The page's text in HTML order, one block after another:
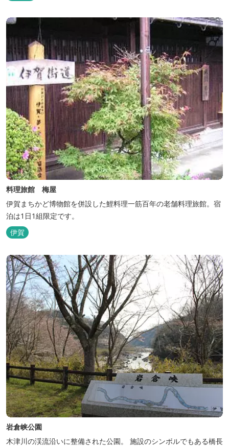
料理旅館 梅屋
伊賀まちかど博物館を併設した鯉料理一筋百年の老舗料理旅館。宿
泊は1日1組限定です。
伊賀
岩倉峡公園
木津川の渓流沿いに整備された公園。 施設のシンボルでもある橋長